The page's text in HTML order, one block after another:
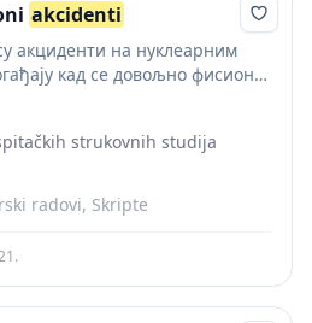
akcidenti
акциденти на нуклеарним
кад се довољно фисионог
Ако је неутронски флукс који
strukovnih studija
radovi, Skripte